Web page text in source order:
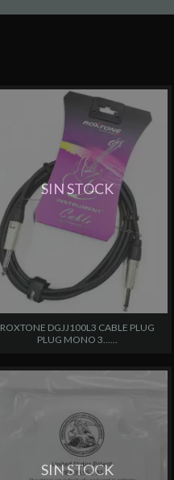
SIN STOCK
ROXTONE DGJJ100L3 CABLE PLUG
PLUG MONO 3......
SIN STOCK